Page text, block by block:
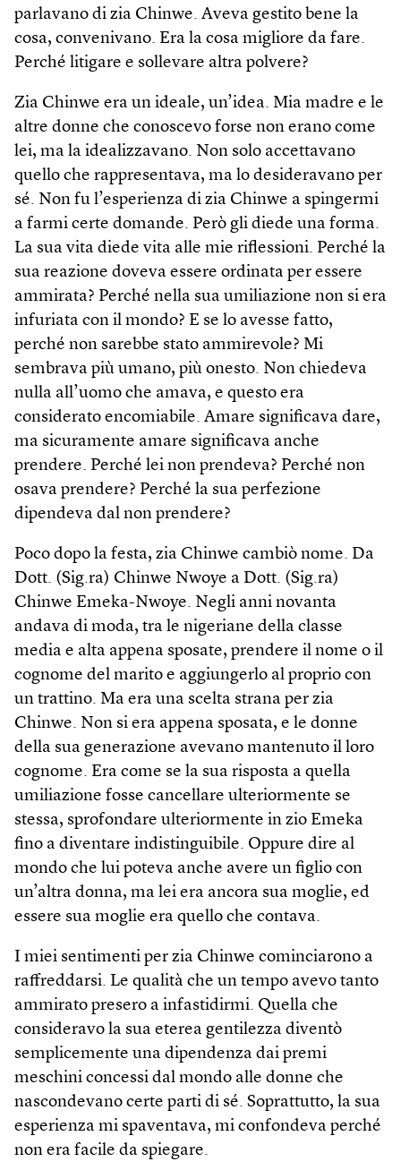
parlavano di zia Chinwe. Aveva gestito bene la
cosa, convenivano. Era la cosa migliore da fare.
Perché litigare e sollevare altra polvere?
Zia Chinwe era un ideale, un’idea. Mia madre e le
altre donne che conoscevo forse non erano come
lei, ma la idealizzavano. Non solo accettavano
quello che rappresentava, ma lo desideravano per
sé. Non fu l’esperienza di zia Chinwe a spingermi
a farmi certe domande. Però gli diede una forma.
La sua vita diede vita alle mie riflessioni. Perché la
sua reazione doveva essere ordinata per essere
ammirata? Perché nella sua umiliazione non si era
infuriata con il mondo? E se lo avesse fatto,
perché non sarebbe stato ammirevole? Mi
sembrava più umano, più onesto. Non chiedeva
nulla all’uomo che amava, e questo era
considerato encomiabile. Amare significava dare,
ma sicuramente amare significava anche
prendere. Perché lei non prendeva? Perché non
osava prendere? Perché la sua perfezione
dipendeva dal non prendere?
Poco dopo la festa, zia Chinwe cambiò nome. Da
Dott. (Sig.ra) Chinwe Nwoye a Dott. (Sig.ra)
Chinwe Emeka-Nwoye. Negli anni novanta
andava di moda, tra le nigeriane della classe
media e alta appena sposate, prendere il nome o il
cognome del marito e aggiungerlo al proprio con
un trattino. Ma era una scelta strana per zia
Chinwe. Non si era appena sposata, e le donne
della sua generazione avevano mantenuto il loro
cognome. Era come se la sua risposta a quella
umiliazione fosse cancellare ulteriormente se
stessa, sprofondare ulteriormente in zio Emeka
fino a diventare indistinguibile. Oppure dire al
mondo che lui poteva anche avere un figlio con
un’altra donna, ma lei era ancora sua moglie, ed
essere sua moglie era quello che contava.
I miei sentimenti per zia Chinwe cominciarono a
raffreddarsi. Le qualità che un tempo avevo tanto
ammirato presero a infastidirmi. Quella che
consideravo la sua eterea gentilezza diventò
semplicemente una dipendenza dai premi
meschini concessi dal mondo alle donne che
nascondevano certe parti di sé. Soprattutto, la sua
esperienza mi spaventava, mi confondeva perché
non era facile da spiegare.